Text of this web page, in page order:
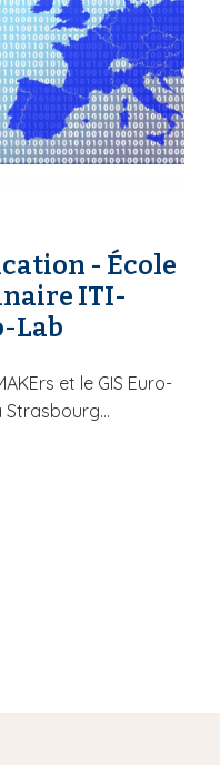
- École
ITI-
Lab
et le GIS Euro-